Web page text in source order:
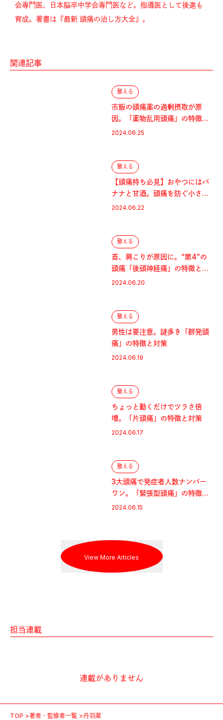
会専門医、日本脳卒中学会専門医など。指導医として後進も
育成。著書は『最新 頭痛の治し方大全』。
関連記事
整える
市販の頭痛薬の過剰摂取が原
因。「薬物乱用頭痛」の特徴と
対策
2024.06.25
整える
【頭痛持ち必見】おやつにはバ
ナナと甘酒。頭痛を防ぐ小さな
工夫
2024.06.22
整える
首、肩こりが原因に。“第4”の
頭痛「後頭神経痛」の特徴と対
策
2024.06.20
整える
男性は要注意。謎多き「群発頭
痛」の特徴と対策
2024.06.19
整える
ちょっと動くだけでツラさ倍
増。「片頭痛」の特徴と対策
2024.06.17
整える
3大頭痛で発症者人数ナンバー
ワン。「緊張型頭痛」の特徴と
対策
2024.06.15
View More Articles
担当連載
連載がありません
TOP 著者・監修者一覧 丹羽潔